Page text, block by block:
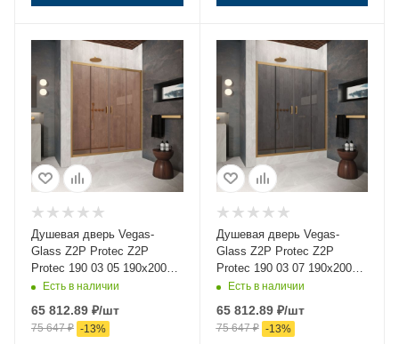
Душевая дверь Vegas-
Glass Z2P Protec Z2P
Protec 190 03 05 190х200
стекло тонированное
Есть в наличии
65 812.89 ₽/шт
75 647₽ -13%
Душевая дверь Vegas-
Glass Z2P Protec Z2P
Protec 190 03 07 190х200
стекло тонированное
Есть в наличии
65 812.89₽/шт
75 647₽ -13%